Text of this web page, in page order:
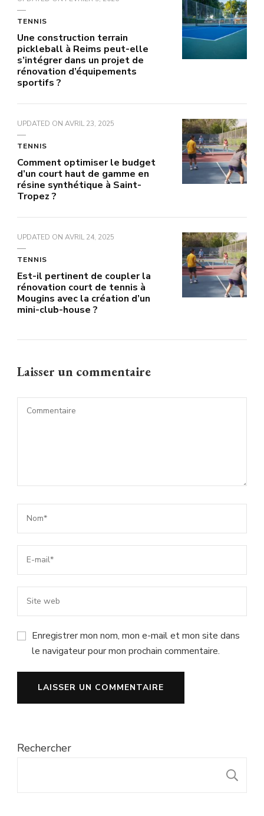
TENNIS
Une construction terrain
pickleball à Reims peut-elle
s’intégrer dans un projet de
rénovation d’équipements
sportifs ?
UPDATED ON AVRIL 23, 2025
TENNIS
Comment optimiser le budget
d’un court haut de gamme en
résine synthétique à Saint-
Tropez ?
UPDATED ON AVRIL 24, 2025
TENNIS
Est-il pertinent de coupler la
rénovation court de tennis à
Mougins avec la création d’un
mini-club-house ?
Laisser un commentaire
Enregistrer mon nom, mon e-mail et mon site dans
le navigateur pour mon prochain commentaire.
Rechercher